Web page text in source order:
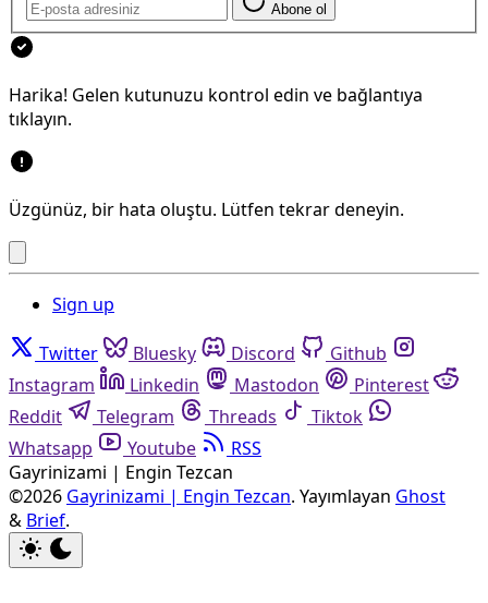
Abone ol
Harika! Gelen kutunuzu kontrol edin ve bağlantıya
tıklayın.
Üzgünüz, bir hata oluştu. Lütfen tekrar deneyin.
Sign up
Twitter Bluesky Discord
Github
Instagram
Linkedin Mastodon
Pinterest
Reddit
Telegram Threads
Tiktok
Whatsapp
Youtube
RSS
Gayrinizami | Engin Tezcan
©2026 Gayrinizami | Engin Tezcan. Yayımlayan Ghost
& Brief.